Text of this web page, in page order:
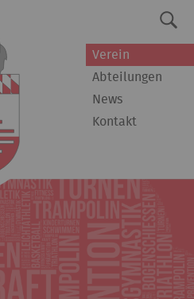
Verein
Abteilungen
News
Kontakt